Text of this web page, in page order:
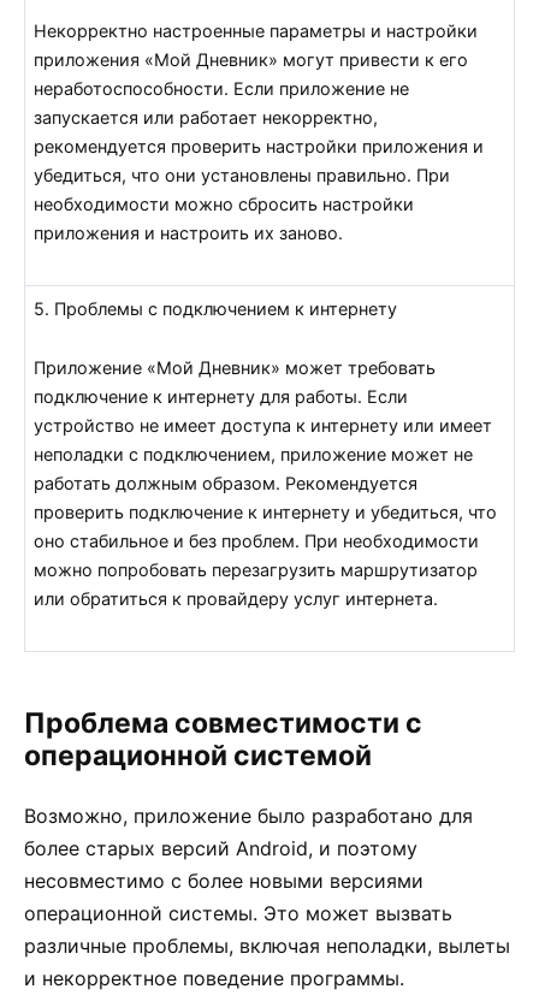
Некорректно настроенные параметры и настройки
приложения «Мой Дневник» могут привести к его
неработоспособности. Если приложение не
запускается или работает некорректно,
рекомендуется проверить настройки приложения и
убедиться, что они установлены правильно. При
необходимости можно сбросить настройки
приложения и настроить их заново.
5. Проблемы с подключением к интернету
Приложение «Мой Дневник» может требовать
подключение к интернету для работы. Если
устройство не имеет доступа к интернету или имеет
неполадки с подключением, приложение может не
работать должным образом. Рекомендуется
проверить подключение к интернету и убедиться, что
оно стабильное и без проблем. При необходимости
можно попробовать перезагрузить маршрутизатор
или обратиться к провайдеру услуг интернета.
Проблема совместимости с
операционной системой
Возможно, приложение было разработано для
более старых версий Android, и поэтому
несовместимо с более новыми версиями
операционной системы. Это может вызвать
различные проблемы, включая неполадки, вылеты
и некорректное поведение программы.